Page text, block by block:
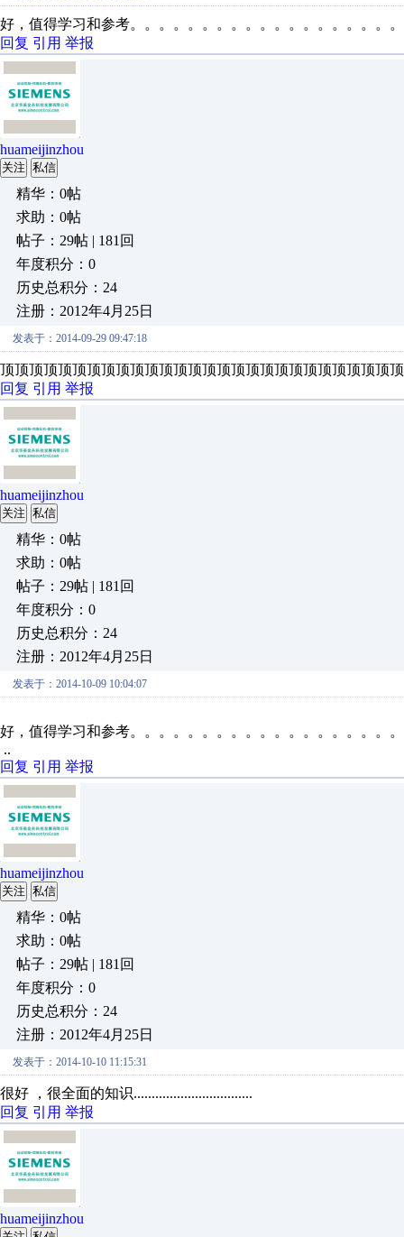
好，值得学习和参考。。。。。。。。。。。。。。。。。。
回复 引用 举报
huameijinzhou
关注 私信
精华：0帖
求助：0帖
帖子：29帖 | 181回
年度积分：0
历史总积分：24
注册：2012年4月25日
发表于：2014-09-29 09:47:18
顶顶顶顶顶顶顶顶顶顶顶顶顶顶顶顶顶顶顶顶顶顶顶顶顶顶顶
回复 引用 举报
huameijinzhou
关注 私信
精华：0帖
求助：0帖
帖子：29帖 | 181回
年度积分：0
历史总积分：24
注册：2012年4月25日
发表于：2014-10-09 10:04:07
好，值得学习和参考。。。。。。。。。。。。。。。。。。
..
回复 引用 举报
huameijinzhou
关注 私信
精华：0帖
求助：0帖
帖子：29帖 | 181回
年度积分：0
历史总积分：24
注册：2012年4月25日
发表于：2014-10-10 11:15:31
很好 ，很全面的知识.................................
回复 引用 举报
huameijinzhou